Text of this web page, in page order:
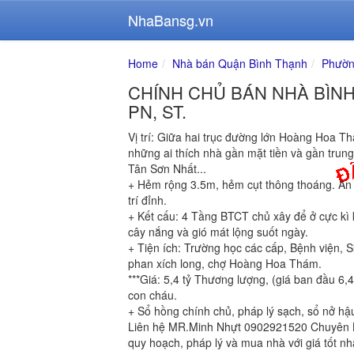
NhaBansg.vn
Home Nhà bán Quận Bình Thạnh
CHÍNH CHỦ BÁN NHÀ
PN, ST.
Vị trí: Giữa hai trục đường lớn Hoàng Hoa
những ai thích nhà gần mặt tiền và gần
Tân Sơn Nhất...
+ Hẻm rộng 3.5m, hẻm cụt thông thoáng.
trí đỉnh.
+ Kết cấu: 4 Tầng BTCT chủ xây để ở cực
cây nắng và gió mát lộng suốt ngày.
+ Tiện ích: Trường học các cấp, Bệnh viện,
phan xích long, chợ Hoàng Hoa Thám.
***Giá: 5,4 tỷ Thương lượng, (giá ban đầu
con cháu.
+ Sổ hồng chính chủ, pháp lý sạch, sổ nở
Liên hệ MR.Minh Nhựt 0902921520
quy hoạch, pháp lý và mua nhà với giá tốt